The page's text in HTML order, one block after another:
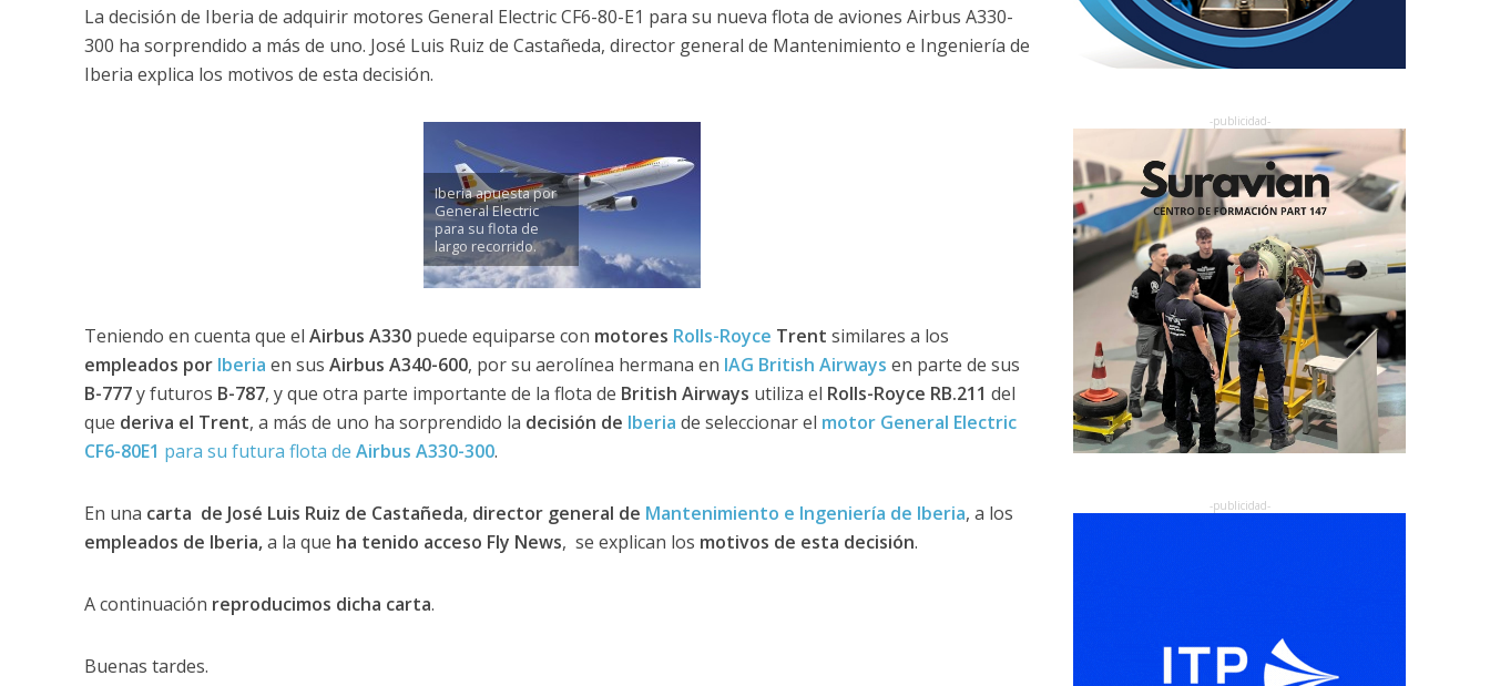
La decisión de Iberia de adquirir motores General Electric CF6-80-E1 para su nueva flota de aviones Airbus A330-
300 ha sorprendido a más de uno. José Luis Ruiz de Castañeda, director general de Mantenimiento e Ingeniería de
Iberia explica los motivos de esta decisión.
Iberia apuesta por
General Electric
para su flota de
largo recorrido.
Teniendo en cuenta que el Airbus A330puede equiparse con motores Rolls-Royce Trent similares a los
empleados porIberia en sus Airbus A340-600, por su aerolínea hermana en IAG British Airways en parte de sus
B-777y futuros B-787, y que otra parte importante de la flota de British Airways utiliza el Rolls-Royce RB.211 del
que deriva el Trent, a más de uno ha sorprendido la decisión de Iberia de seleccionar el motor General Electric
CF6-80E1 para su futura flota de Airbus A330-300.
En una carta de José Luis Ruiz de Castañeda, director general de Mantenimiento e Ingeniería de Iberia, a los
empleados de Iberia,a la que ha tenido acceso Fly News, se explican los motivos de esta decisión.
A continuación reproducimos dicha carta.
Buenas tardes.